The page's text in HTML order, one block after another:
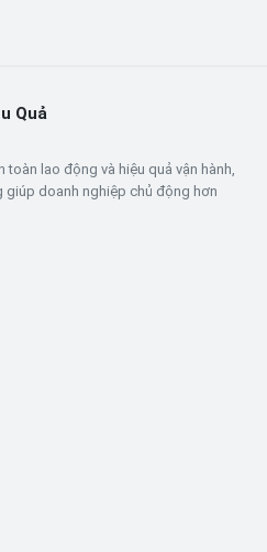
Quả
lao động và hiệu quả vận hành,
giúp doanh nghiệp chủ động hơn